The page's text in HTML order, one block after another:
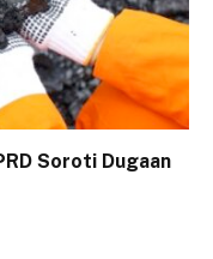
Soroti Dugaan